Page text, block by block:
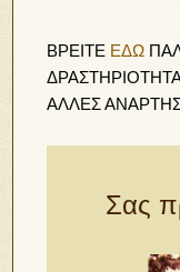
ΒΡΕΙΤΕ ΕΔΩ
ΑΛΛΕΣ
Σας